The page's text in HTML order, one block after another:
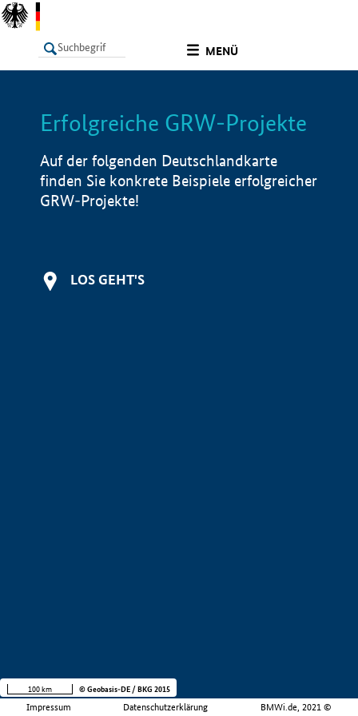
MENÜ
LISTE Info
Erfolgreiche GRW-Projekte
Auf der folgenden Deutschlandkarte
finden Sie konkrete Beispiele erfolgreicher
GRW-Projekte!
LOS GEHT'S
Impressum Datenschutzerklärung BMWi.de, 2021 ©
100 km © Geobasis-DE / BKG 2015